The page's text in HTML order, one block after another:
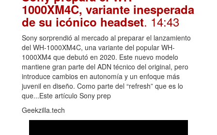
1000XM4C, variante inesperada
de su icónico headset. 14:43
Sony sorprendió al mercado al preparar el lanzamiento
del WH-1000XM4C, una variante del popular WH-
1000XM4 que debutó en 2020. Este nuevo modelo
mantiene gran parte del ADN técnico del original, pero
introduce cambios en autonomía y un enfoque más
juvenil en diseño. Como parte del “refresh” que es lo
que...Este artículo Sony prep
Geekzilla.tech